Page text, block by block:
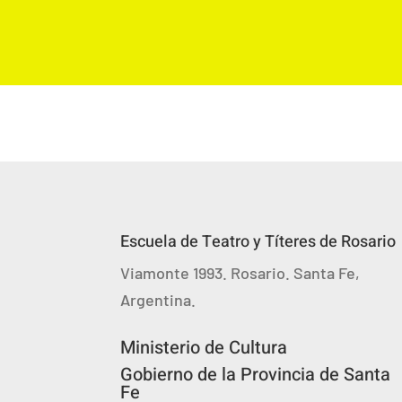
Escuela de Teatro y Títeres de Rosario
Viamonte 1993. Rosario. Santa Fe,
Argentina.
Ministerio de Cultura
Gobierno de la Provincia de Santa
Fe